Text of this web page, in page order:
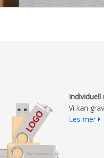
Individuell
Vi kan
Les mer